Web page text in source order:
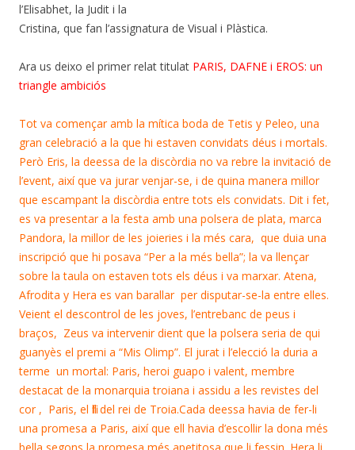
l’Elisabhet, la Judit i la
Cristina, que fan l’assignatura de Visual i Plàstica.
Ara us deixo el primer relat titulat PARIS, DAFNE i EROS: un
triangle ambiciós
Tot va començar amb la mítica boda de Tetis y Peleo, una
gran celebració a la que hi estaven convidats déus i mortals.
Però Eris, la deessa de la discòrdia no va rebre la invitació de
l’event, així que va jurar venjar-se, i de quina manera millor
que escampant la discòrdia entre tots els convidats. Dit i fet,
es va presentar a la festa amb una polsera de plata, marca
Pandora, la millor de les joieries i la més cara, que duia una
inscripció que hi posava “Per a la més bella”; la va llençar
sobre la taula on estaven tots els déus i va marxar. Atena,
Afrodita y Hera es van barallar per disputar-se-la entre elles.
Veient el descontrol de les joves, l’entrebanc de peus i
braços, Zeus va intervenir dient que la polsera seria de qui
guanyès el premi a “Mis Olimp”. El jurat i l’elecció la duria a
terme un mortal: Paris, heroi guapo i valent, membre
destacat de la monarquia troiana i assidu a les revistes del
cor , Paris, el fill del rei de Troia.Cada deessa havia de fer-li
una promesa a Paris, així que ell havia d’escollir la dona més